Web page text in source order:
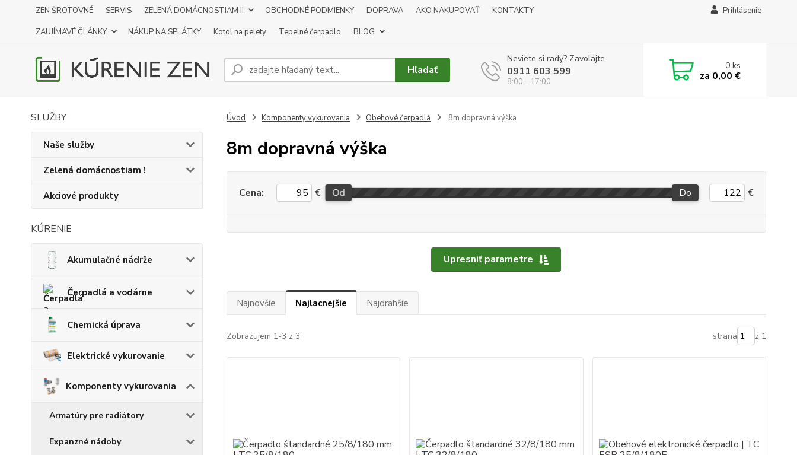
ZEN ŠROTOVNÉ SERVIS ZELENÁ DOMÁCNOSTIAM II OBCHODNÉ PODMIENKY DOPRAVA AKO NAKUPOVAŤ
KONTAKTY
ZAUJÍMAVÉ ČLÁNKY
NÁKUP NA SPLÁTKY Kotol na pelety Tepelné čerpadlo BLOG
Prihlásenie
Hľadať
Neviete si rady? Zavolajte.
0911 603 599
8:00 - 17:00
0ks
za 0,00 €
SLUŽBY
Naše služby
Zelená domácnostiam !
Akciové produkty
KÚRENIE
Akumulačné nádrže
Čerpadlá a vodárne
Chemická úprava
Elektrické vykurovanie
Komponenty vykurovania
Armatúry pre radiátory
Expanzné nádoby
Úvod Komponenty vykurovania Obehové čerpadlá 8m dopravná výška
8m dopravná výška
Upresniť parametre
Cena: € Od Do €
Najnovšie Najlacnejšie Najdrahšie
Zobrazujem 1-3 z 3 strana z 1